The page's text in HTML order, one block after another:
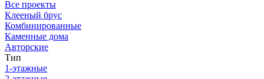
Все проекты
Клееный брус
Комбинированные
Каменные дома
Авторские
Тип
1-этажные